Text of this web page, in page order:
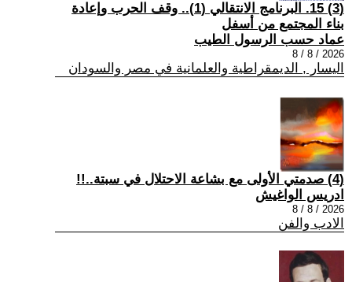
(3) 15. البرنامج الانتقالي (1).. وقف الحرب وإعادة
بناء المجتمع من أسفل
عماد حسب الرسول الطيب
2026 / 8 / 8
اليسار , الديمقراطية والعلمانية في مصر والسودان
(4) صدمتي الأولى مع بشاعة الاحتلال في سبتة..!!
ادريس الواغيش
2026 / 8 / 8
الادب والفن